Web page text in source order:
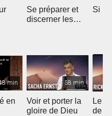
Se préparer et
discerner les
Si
min
en
58 min
Voir et porter la
gloire de Dieu
Le
de